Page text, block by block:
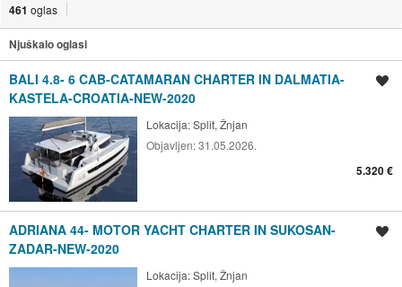
461 oglas
Njuškalo oglasi
BALI 4.8- 6 CAB-CATAMARAN CHARTER IN DALMATIA-
KASTELA-CROATIA-NEW-2020
Lokacija:Split, Žnjan
Objavljen:31.05.2026.
5.320 €
ADRIANA 44- MOTOR YACHT CHARTER IN SUKOSAN-
ZADAR-NEW-2020
Lokacija:Split, Žnjan